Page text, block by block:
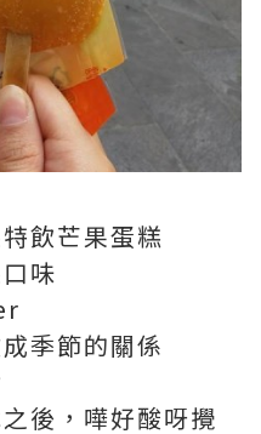
飲芒果蛋糕
味
季節的關係
後，嘩好酸呀攪